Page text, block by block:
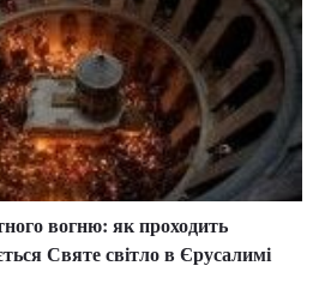
вогню: як проходить
Святе світло в Єрусалимі